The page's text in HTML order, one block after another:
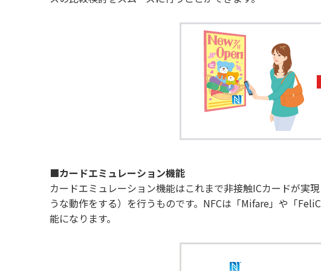
■カードエミュレーション機能
カードエミュレーション機能はこれまで非接触ICカードが実
うな動作をする）を行うものです。NFCは「Mifare」や「
能になります。